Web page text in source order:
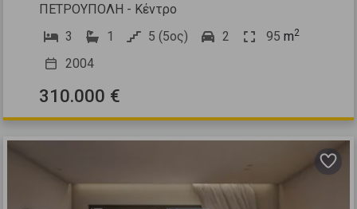
ΠΕΤΡΟΥΠΟΛΗ - Κέντρο
3
1 5 (5ος) 2 95 m2
2004
310.000 €